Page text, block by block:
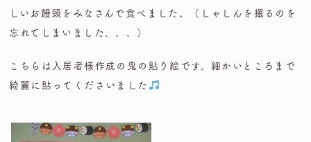
しいお饅頭をみなさんで食べました。（しゃしんを撮るのを
忘れてしまいました、、、）
こちらは入居者様作成の鬼の貼り絵です。細かいところまで
綺麗に貼ってくださいました